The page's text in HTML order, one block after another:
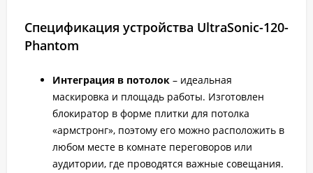
Спецификация устройства UltraSonic-120-
Рhantom
Интеграция в потолок – идеальная
маскировка и площадь работы. Изготовлен
блокиратор в форме плитки для потолка
«армстронг», поэтому его можно расположить в
любом месте в комнате переговоров или
аудитории, где проводятся важные совещания.